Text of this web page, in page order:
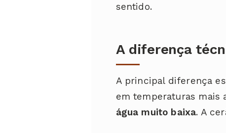
sentido.
A diferença
A principal diferença
em temperaturas mais
água muito baixa. A